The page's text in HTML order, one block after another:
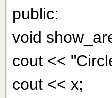
public:
void
cout <<
cout << x;